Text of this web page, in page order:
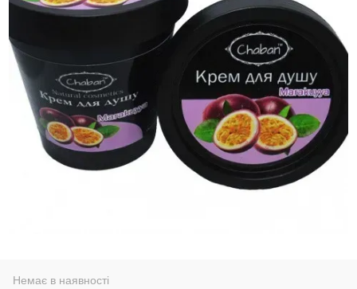
Немає в наявності